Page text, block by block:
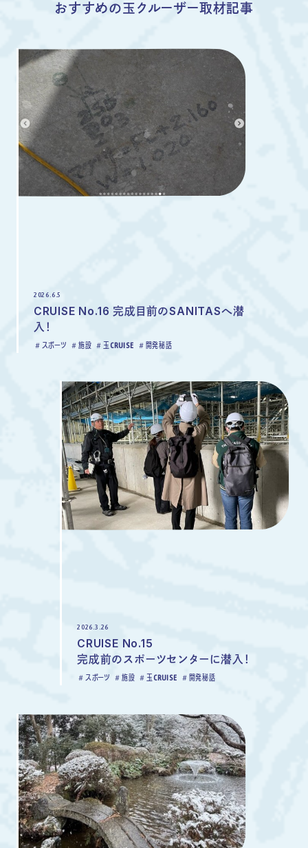
おすすめの玉クルーザー取材記事
2026.6.5
CRUISE No.16 完成目前のSANITASへ潜
入！
スポーツ 施設 玉CRUISE 開発秘話
2026.3.26
CRUISE No.15
完成前のスポーツセンターに潜入！
スポーツ 施設 玉CRUISE 開発秘話